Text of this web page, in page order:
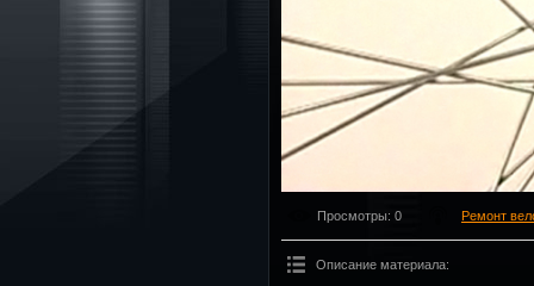
Просмотры: 0 Ремонт
Описание материала: